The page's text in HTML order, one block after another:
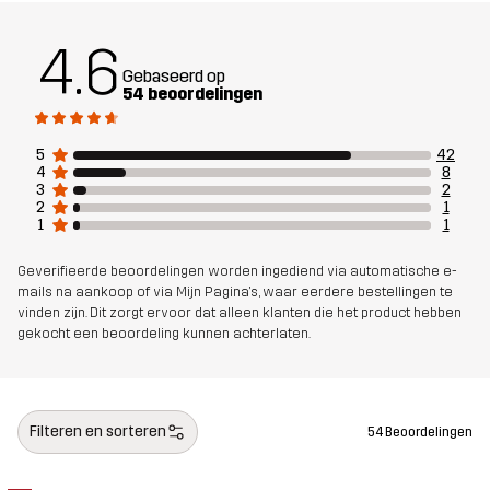
Gewicht
Duurzaamheid
Ontworpen
voor
WANDELEN ALLROUND
Artikelnummer 14380_2001
4.6 Gebaseerd op
54 beoordelingen
5
42
4
8
3
2
2
1
1
1
Geverifieerde beoordelingen worden ingediend via automatische e-
mails na aankoop of via Mijn Pagina's, waar eerdere bestellingen te
vinden zijn. Dit zorgt ervoor dat alleen klanten die het product hebben
gekocht een beoordeling kunnen achterlaten.
Filteren en sorteren 54 Beoordelingen